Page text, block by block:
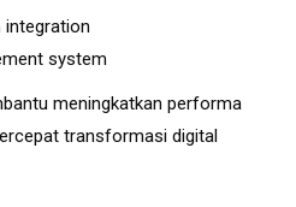
integration
system
meningkatkan performa
transformasi digital